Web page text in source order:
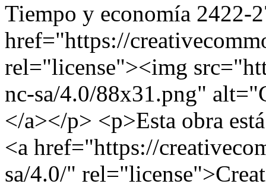
Tiempo y economía 2422-
href="https://
rel="license"><img
nc-sa/4.0/88x31.png"
</a></p> <p>Esta obra
<a href="https://
sa/4.0/"